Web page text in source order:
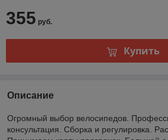
355 руб.
Купить
Описание
Огромный выбор велосипедов.
консультация. Сборка и регулировка.